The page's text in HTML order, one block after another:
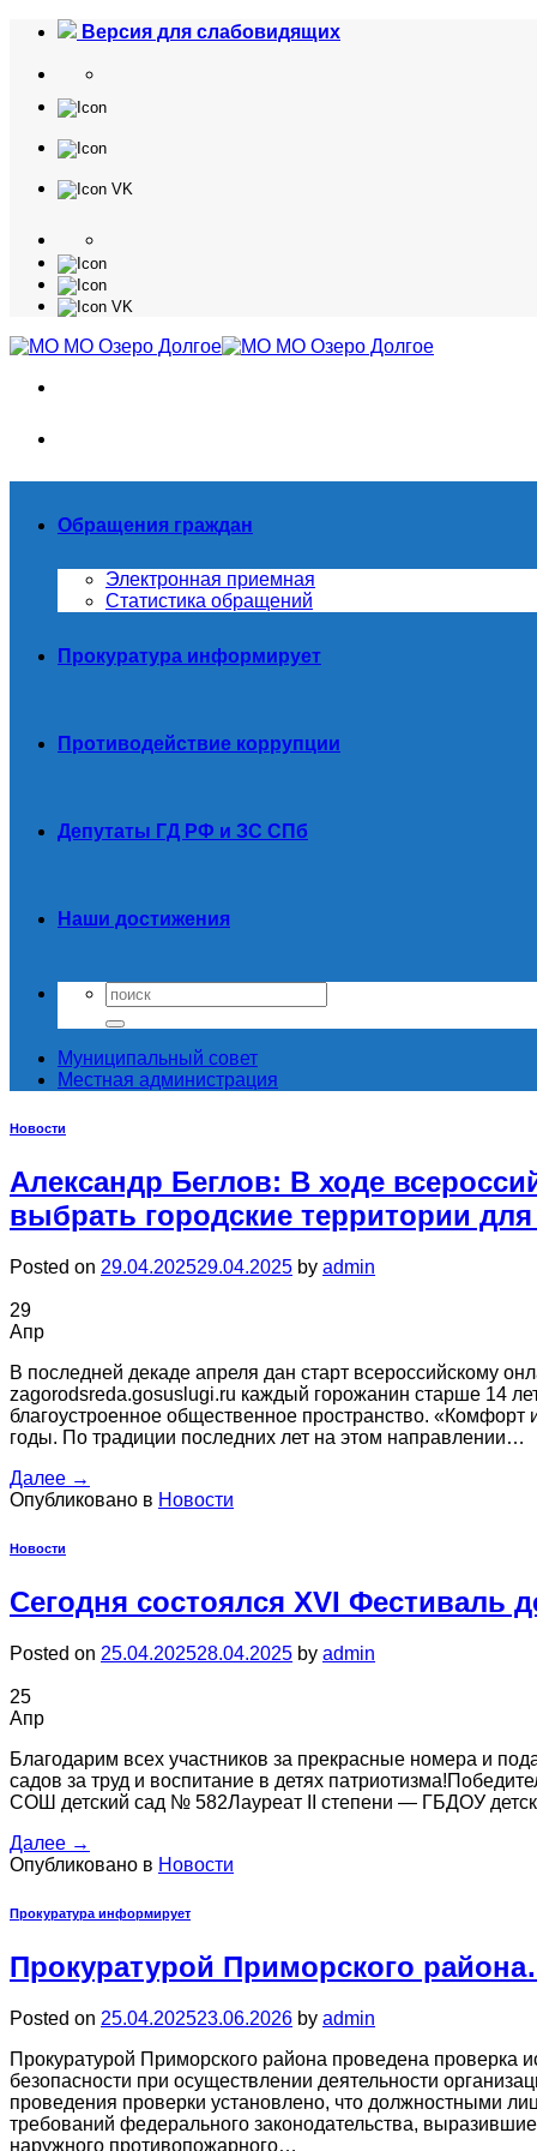
Skip
content
Версия для слабовидящих
Обращения граждан
Электронная приемная
Статистика обращений
Прокуратура информирует
Противодействие коррупции
Депутаты ГД РФ и ЗС СПб
Наши достижения
Муниципальный совет
Местная администрация
Новости
Александр Беглов: В ходе
выбрать городские территории для
Posted on 29.04.202529.04.2025 by admin
29
Апр
В последней декаде апреля дан старт всероссийскому
zagorodsreda.gosuslugi.ru каждый горожанин старше 14
благоустроенное общественное пространство.
годы. По традиции последних лет на этом направлении…
Далее →
Опубликовано в Новости
Новости
Сегодня состоялся XVI Фестиваль
Posted on 25.04.202528.04.2025 by admin
25
Апр
Благодарим всех участников за прекрасные номера и
садов за труд и воспитание в детях
СОШ детский сад № 582Лауреат II степени — ГБДОУ
Далее →
Опубликовано в Новости
Прокуратура информирует
Прокуратурой Приморского
Posted on 25.04.202523.06.2026 by admin
Прокуратурой Приморского района проведена
безопасности при осуществлении деятельности
проведения проверки установлено, что должностными
требований федерального законодательства,
наружного противопожарного…